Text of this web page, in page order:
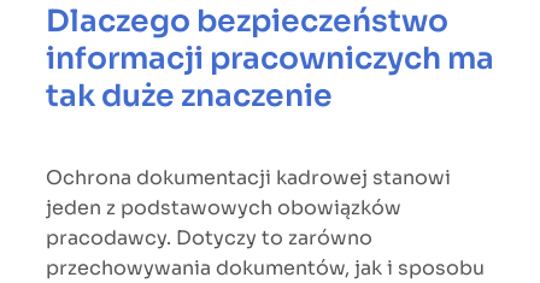
Dlaczego bezpieczeństwo
informacji pracowniczych ma
tak duże znaczenie
Ochrona dokumentacji kadrowej stanowi
jeden z podstawowych obowiązków
pracodawcy. Dotyczy to zarówno
przechowywania dokumentów, jak i sposobu